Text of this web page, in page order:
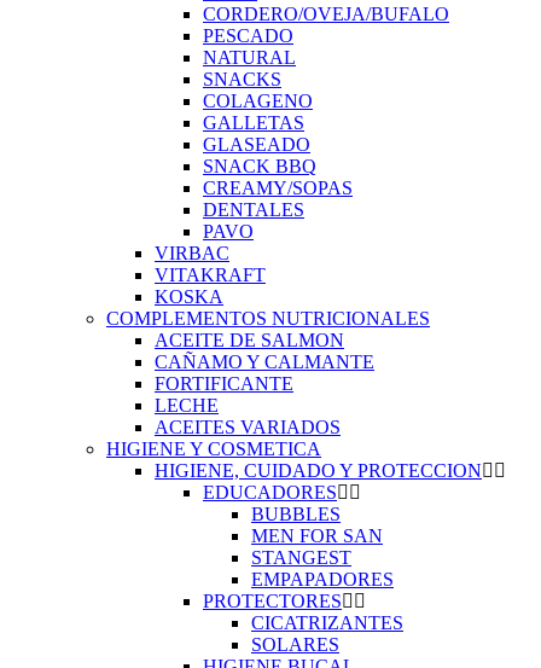
CORDERO/OVEJA/BUFALO
PESCADO
NATURAL
SNACKS
COLAGENO
GALLETAS
GLASEADO
SNACK BBQ
CREAMY/SOPAS
DENTALES
PAVO
VIRBAC
VITAKRAFT
KOSKA
COMPLEMENTOS NUTRICIONALES
ACEITE DE SALMON
CAÑAMO Y CALMANTE
FORTIFICANTE
LECHE
ACEITES VARIADOS
HIGIENE Y COSMETICA
HIGIENE, CUIDADO Y PROTECCION
EDUCADORES
BUBBLES
MEN FOR SAN
STANGEST
EMPAPADORES
PROTECTORES
CICATRIZANTES
SOLARES